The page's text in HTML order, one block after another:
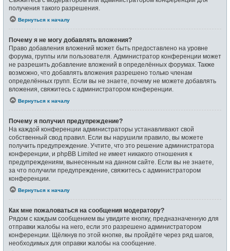
получения такого разрешения.
Вернуться к началу
Почему я не могу добавлять вложения?
Право добавления вложений может быть предоставлено на уровне
форума, группы или пользователя. Администратор конференции может
не разрешить добавление вложений в определённых форумах. Также
возможно, что добавлять вложения разрешено только членам
определённых групп. Если вы не знаете, почему не можете добавлять
вложения, свяжитесь с администратором конференции.
Вернуться к началу
Почему я получил предупреждение?
На каждой конференции администраторы устанавливают свой
собственный свод правил. Если вы нарушили правило, вы можете
получить предупреждение. Учтите, что это решение администратора
конференции, и phpBB Limited не имеет никакого отношения к
предупреждениям, вынесенным на данном сайте. Если вы не знаете,
за что получили предупреждение, свяжитесь с администратором
конференции.
Вернуться к началу
Как мне пожаловаться на сообщения модератору?
Рядом с каждым сообщением вы увидите кнопку, предназначенную для
отправки жалобы на него, если это разрешено администратором
конференции. Щёлкнув по этой кнопке, вы пройдёте через ряд шагов,
необходимых для оправки жалобы на сообщение.